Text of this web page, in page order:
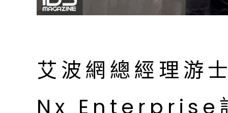
艾波網總經理游
Nx Enterprise